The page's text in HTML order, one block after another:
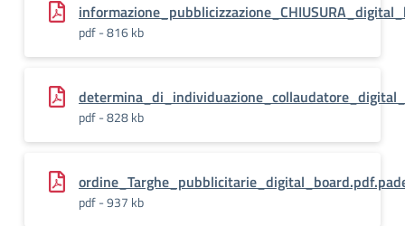
pdf - 816 kb
pdf - 828 kb
pdf - 937 kb